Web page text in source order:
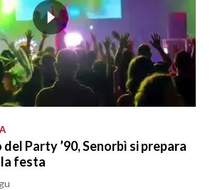
Party ’90, Senorbì si prepara
festa